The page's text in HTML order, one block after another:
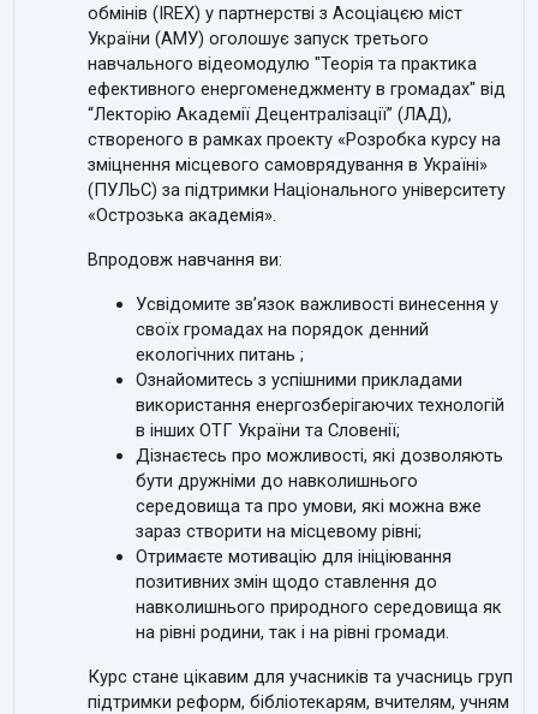
обмінів (IREX) у партнерстві з Асоціацєю міст
України (АМУ) оголошує запуск третього
навчального відеомодулю "Теорія та практика
ефективного енергоменеджменту в громадах" від
“Лекторію Академії Децентралізації” (ЛАД),
створеного в рамках проекту «Розробка курсу на
зміцнення місцевого самоврядування в Україні»
(ПУЛЬС) за підтримки Національного університету
«Острозька академія».
Впродовж навчанняви:
Усвідомите зв’язок важливості винесення у
своїх громадах на порядок денний
екологічних питань;
Ознайомитесь з успішними прикладами
використання енергозберігаючих технологій
в інших ОТГ України та Словенії;
Дізнаєтесь про можливості, які дозволяють
бути дружніми до навколишнього
середовища та про умови, які можна вже
зараз створити на місцевому рівні;
Отримаєте мотивацію для ініціювання
позитивних змін щодо ставлення до
навколишнього природного середовища як
на рівні родини, так і на рівні громади.
Курс стане цікавим для учасників та учасниць груп
підтримки реформ, бібліотекарям, вчителям, учням